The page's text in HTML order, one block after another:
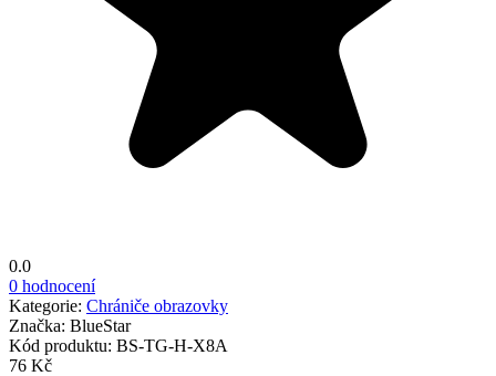
0.0
0 hodnocení
Kategorie: Chrániče obrazovky
Značka: BlueStar
Kód produktu: BS-TG-H-X8A
76 Kč